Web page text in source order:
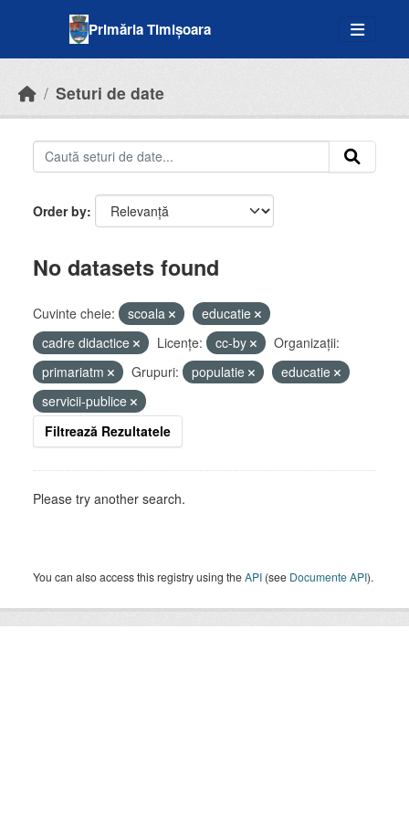
Primăria Timișoara
Seturi de date
Order by
No datasets found
Cuvinte cheie: scoala
educatie
cadre didactice
Licenţe: cc-by
Organizații:
primariatm
Grupuri: populatie
educatie
servicii-publice
Filtrează Rezultatele
Please try another search.
You can also access this registry using theAPI (see Documente API).